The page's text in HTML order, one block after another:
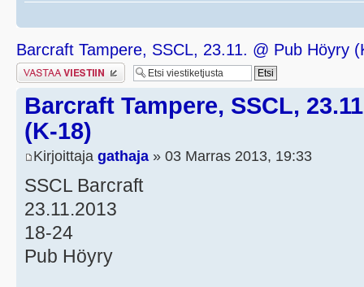
Barcraft Tampere, SSCL, 23.11. @ Pub Höyry
Lähetä vastaus
Barcraft Tampere, SSCL,
(K-18)
Kirjoittaja gathaja » 03 Marras 2013, 19:33
SSCL Barcraft
23.11.2013
18-24
Pub Höyry